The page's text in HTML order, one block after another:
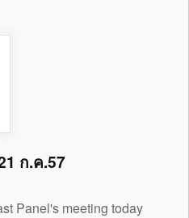
ก.ค.57
Panel's meeting today